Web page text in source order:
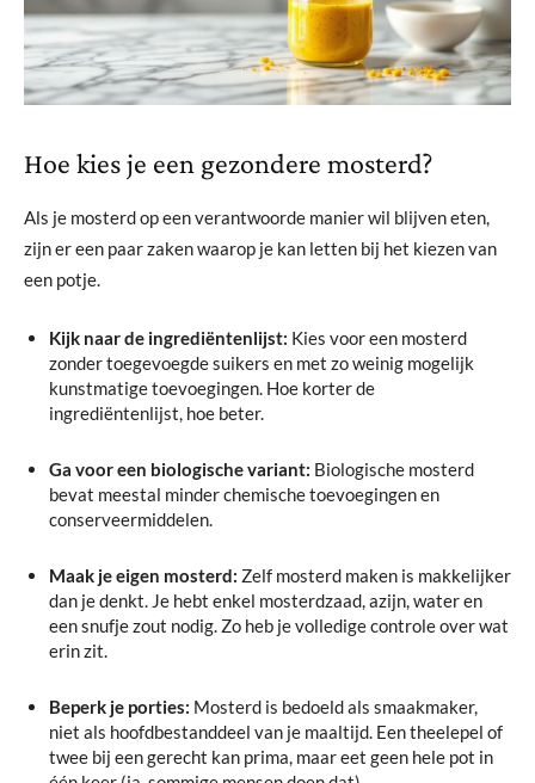
Hoe kies je een gezondere mosterd?
Als je mosterd op een verantwoorde manier wil blijven eten,
zijn er een paar zaken waarop je kan letten bij het kiezen van
een potje.
Kijk naar de ingrediëntenlijst: Kies voor een mosterd
zonder toegevoegde suikers en met zo weinig mogelijk
kunstmatige toevoegingen. Hoe korter de
ingrediëntenlijst, hoe beter.
Ga voor een biologische variant: Biologische mosterd
bevat meestal minder chemische toevoegingen en
conserveermiddelen.
Maak je eigen mosterd: Zelf mosterd maken is makkelijker
dan je denkt. Je hebt enkel mosterdzaad, azijn, water en
een snufje zout nodig. Zo heb je volledige controle over wat
erin zit.
Beperk je porties: Mosterd is bedoeld als smaakmaker,
niet als hoofdbestanddeel van je maaltijd. Een theelepel of
twee bij een gerecht kan prima, maar eet geen hele pot in